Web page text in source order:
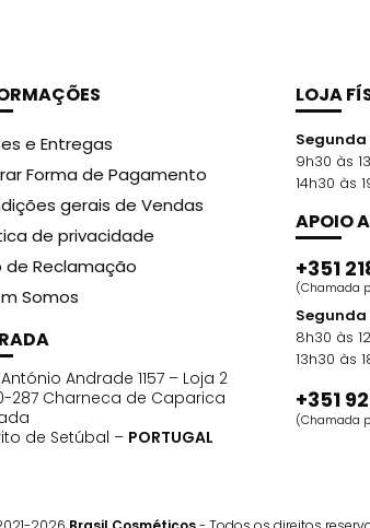
e Entregas
Forma de Pagamento
gerais de Vendas
de privacidade
de Reclamação
Somos
Andrade 1157 – Loja 2
287 Charneca de Caparica
de Setúbal – PORTUGAL
LOJA
9h30 às
14h30 às
APOIO
+351
(Chamada
Segunda
8h30 às
13h30 às
+351
(Chamada